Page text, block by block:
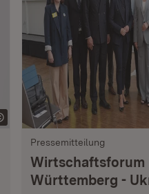
Pressemitteilung
Wirtschaftsforum
Württemberg -